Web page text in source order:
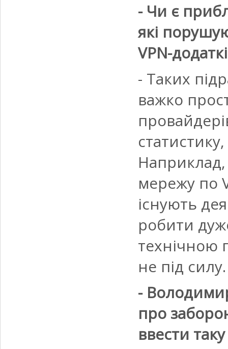
- Чи є
які
VPN-
- Таких
важко
мережу по
існують
робити
технічною
не під силу.
-
про
ввести